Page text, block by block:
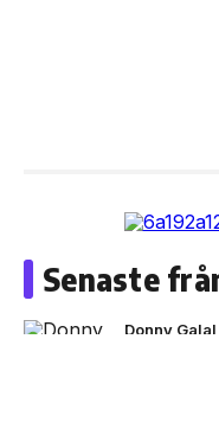
Senaste
Donny